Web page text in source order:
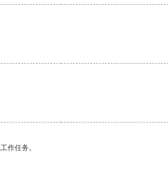
作任务。